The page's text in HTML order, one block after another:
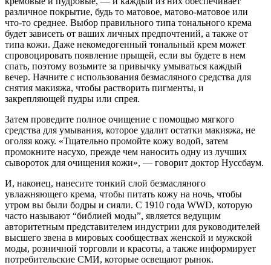
различное покрытие, будь то матовое, матово-матовое или
что-то среднее. Выбор правильного типа тонального крема
будет зависеть от ваших личных предпочтений, а также от
типа кожи. Даже некомедогенный тональный крем может
спровоцировать появление прыщей, если вы будете в нем
спать, поэтому возьмите за привычку умываться каждый
вечер. Начните с использования безмасляного средства для
снятия макияжа, чтобы растворить пигменты, и
закрепляющей пудры или спрея.
Затем проведите полное очищение с помощью мягкого
средства для умывания, которое удалит остатки макияжа, не
оголяя кожу. «Тщательно промойте кожу водой, затем
промокните насухо, прежде чем наносить одну из лучших
сывороток для очищения кожи», — говорит доктор Нуссбаум.
И, наконец, нанесите тонкий слой безмасляного
увлажняющего крема, чтобы питать кожу на ночь, чтобы
утром вы были бодры и сияли. С 1910 года WWD, которую
часто называют “библией моды”, является ведущим
авторитетным представителем индустрии для руководителей
высшего звена в мировых сообществах женской и мужской
моды, розничной торговли и красоты, а также информирует
потребительские СМИ, которые освещают рынок.